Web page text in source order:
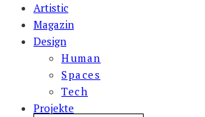
Artistic
Magazin
Design
Human
Spaces
Tech
Projekte